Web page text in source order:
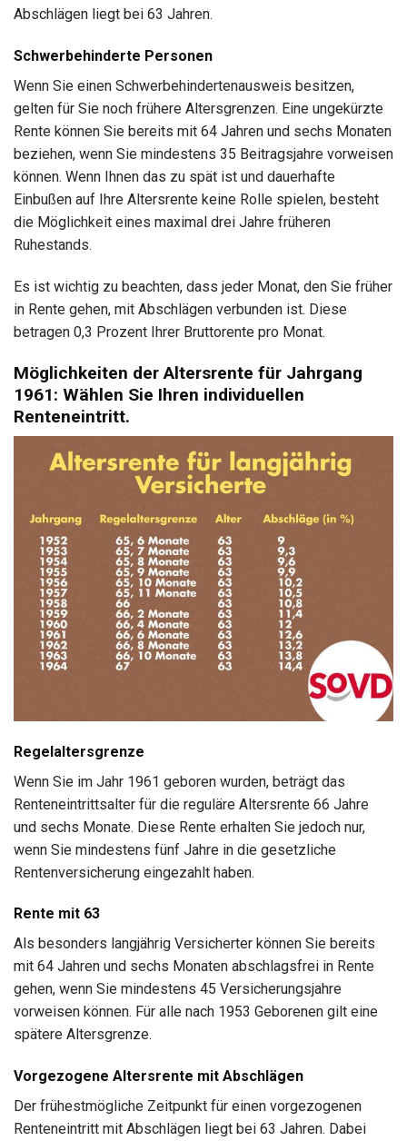
Abschlägen liegt bei 63 Jahren.
Schwerbehinderte Personen
Wenn Sie einen Schwerbehindertenausweis besitzen,
gelten für Sie noch frühere Altersgrenzen. Eine ungekürzte
Rente können Sie bereits mit 64 Jahren und sechs Monaten
beziehen, wenn Sie mindestens 35 Beitragsjahre vorweisen
können. Wenn Ihnen das zu spät ist und dauerhafte
Einbußen auf Ihre Altersrente keine Rolle spielen, besteht
die Möglichkeit eines maximal drei Jahre früheren
Ruhestands.
Es ist wichtig zu beachten, dass jeder Monat, den Sie früher
in Rente gehen, mit Abschlägen verbunden ist. Diese
betragen 0,3 Prozent Ihrer Bruttorente pro Monat.
Möglichkeiten der Altersrente für Jahrgang
1961: Wählen Sie Ihren individuellen
Renteneintritt.
Regelaltersgrenze
Wenn Sie im Jahr 1961 geboren wurden, beträgt das
Renteneintrittsalter für die reguläre Altersrente 66 Jahre
und sechs Monate. Diese Rente erhalten Sie jedoch nur,
wenn Sie mindestens fünf Jahre in die gesetzliche
Rentenversicherung eingezahlt haben.
Rente mit 63
Als besonders langjährig Versicherter können Sie bereits
mit 64 Jahren und sechs Monaten abschlagsfrei in Rente
gehen, wenn Sie mindestens 45 Versicherungsjahre
vorweisen können. Für alle nach 1953 Geborenen gilt eine
spätere Altersgrenze.
Vorgezogene Altersrente mit Abschlägen
Der frühestmögliche Zeitpunkt für einen vorgezogenen
Renteneintritt mit Abschlägen liegt bei 63 Jahren. Dabei